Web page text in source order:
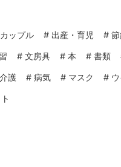
ップル # 出産・育児 #
# 文房具 # 本 # 書類
介護 # 病気 # マスク #